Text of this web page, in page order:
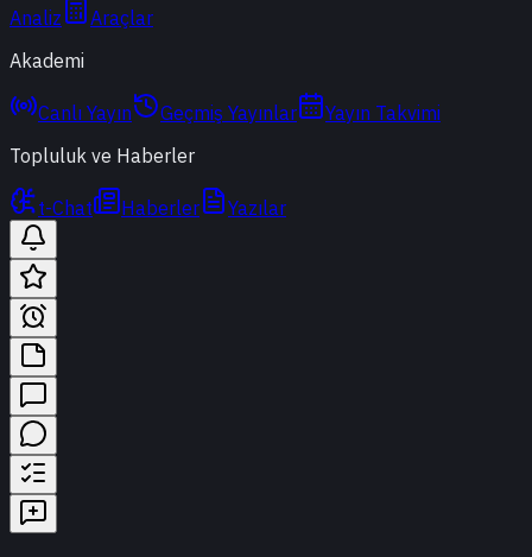
Analiz
Araçlar
Akademi
Canlı Yayın Geçmiş Yayınlar
Yayın Takvimi
Topluluk ve Haberler
t-Chat Haberler Yazılar